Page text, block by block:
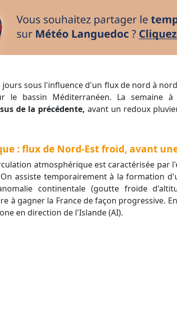
le bassin Méditerranéen. La semaine
de la précédente, avant un redoux
: flux de Nord-Est froid, avant
atmosphérique est caractérisée par
assiste temporairement à la formation
continentale (goutte froide
à gagner la France de façon progressive.
en direction de l'Islande (AI).